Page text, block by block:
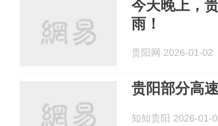
今天晚上，
雨！
贵阳网 2026-01-02
贵阳部分高
知知贵阳 2026-01-